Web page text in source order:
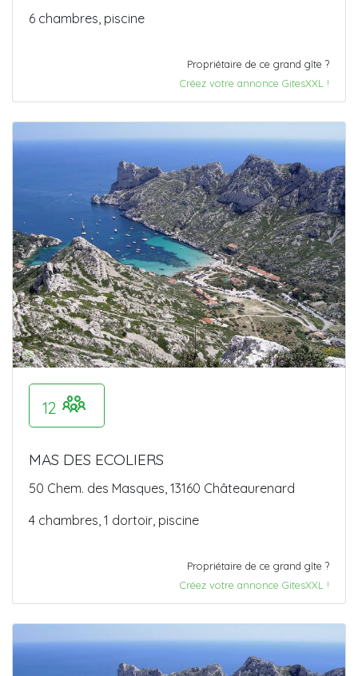
6 chambres, piscine
Propriétaire de ce grand gîte ?
Créez votre annonce GitesXXL !
12
MAS DES ECOLIERS
50 Chem. des Masques, 13160 Châteaurenard
4 chambres, 1 dortoir, piscine
Propriétaire de ce grand gîte ?
Créez votre annonce GitesXXL !